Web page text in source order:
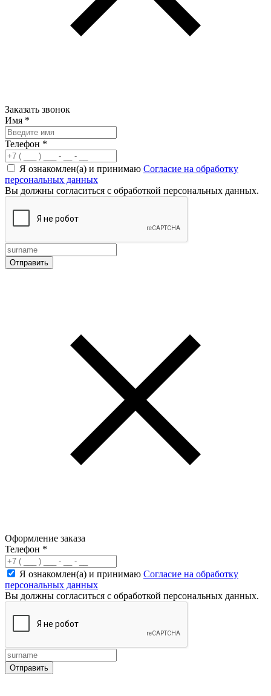
Заказать звонок
Имя *
Телефон *
Я ознакомлен(а) и принимаю Согласие на обработку
персональных данных
Вы должны согласиться с обработкой персональных данных.
Оформление заказа
Телефон *
Я ознакомлен(а) и принимаю Согласие на обработку
персональных данных
Вы должны согласиться с обработкой персональных данных.